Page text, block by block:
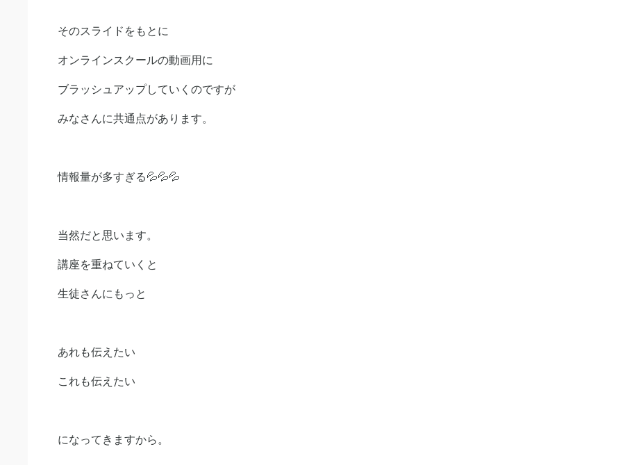
そのスライドをもとに
オンラインスクールの動画用に
ブラッシュアップしていくのですが
みなさんに共通点があります。
情報量が多すぎる💦💦💦
当然だと思います。
講座を重ねていくと
生徒さんにもっと
あれも伝えたい
これも伝えたい
になってきますから。